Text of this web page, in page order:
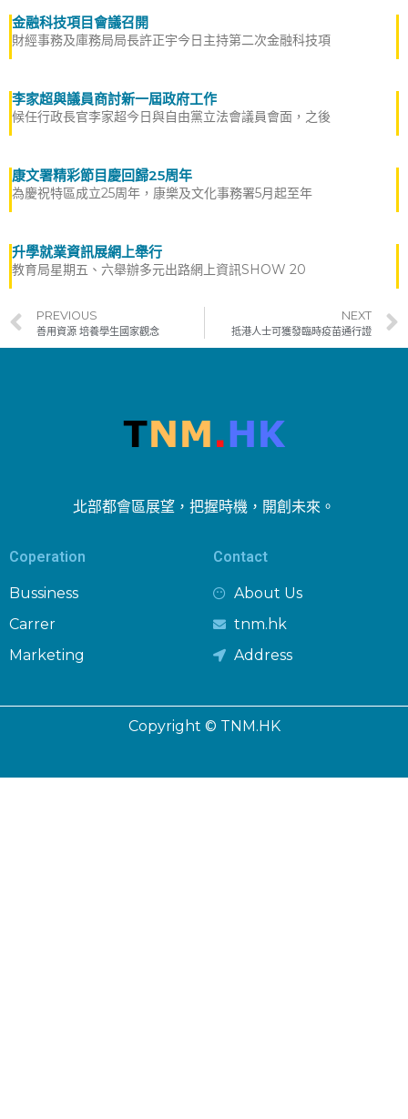
金融科技項目會議召開
財經事務及庫務局局長許正宇今日主持第二次金融科技項
李家超與議員商討新一屆政府工作
候任行政長官李家超今日與自由黨立法會議員會面，之後
康文署精彩節目慶回歸25周年
為慶祝特區成立25周年，康樂及文化事務署5月起至年
升學就業資訊展網上舉行
教育局星期五、六舉辦多元出路網上資訊SHOW 20
PREVIOUS
善用資源 培養學生國家觀念
NEXT
抵港人士可獲發臨時疫苗通行證
北部都會區展望，把握時機，開創未來。
Coperation
Bussiness
Carrer
Marketing
Contact
About Us
tnm.hk
Address
Copyright © TNM.HK